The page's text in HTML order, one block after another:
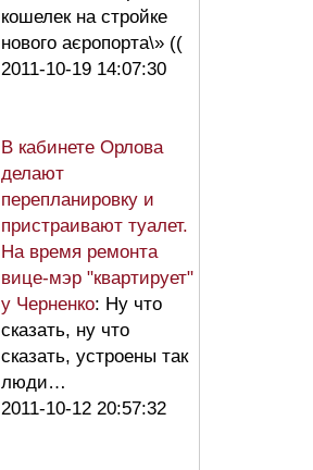
кошелек на стройке
нового аєропорта\» ((
2011-10-19 14:07:30
В кабинете Орлова
делают
перепланировку и
пристраивают туалет.
На время ремонта
вице-мэр "квартирует"
у Черненко: Ну что
сказать, ну что
сказать, устроены так
люди…
2011-10-12 20:57:32